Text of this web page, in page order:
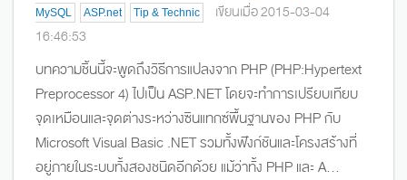
MySQL
ASP.net Tip & Technic
เขียนเมื่อ 2015-03-04
16:46:53
บทความชิ้นนี้จะพูดถึงวิธีการแปลงจาก PHP (PHP:Hypertext
Preprocessor 4) ไปเป็น ASP.NET โดยจะทำการเปรียบเทียบ
จุดเหมือนและจุดต่างระหว่างซินแทกซ์พื้นฐานของ PHP กับ
Microsoft Visual Basic .NET รวมทั้งฟังก์ชันและโครงสร้างที่
อยู่ภายในระบบทั้งสองชนิดอีกด้วย แม้ว่าทั้ง PHP และ A...